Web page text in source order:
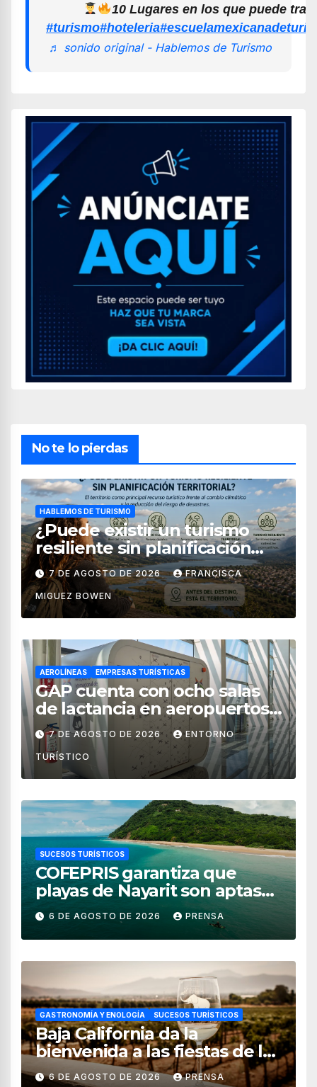
10 Lugares en los que puede
#turismo#hoteleria
♬ sonido original - Hablemos de Turismo
No te lo pierdas
HABLEMOS DE TURISMO
¿Puede existir un turismo
resiliente sin planificación
territorial?
7 DE AGOSTO DE 2026 FRANCISCA
MIGUEZ BOWEN
AEROLÍNEAS EMPRESAS TURÍSTICAS
GAP cuenta con ocho salas
de lactancia en aeropuertos
de México
7 DE AGOSTO DE 2026 ENTORNO
TURÍSTICO
SUCESOS TURÍSTICOS
COFEPRIS garantiza que
playas de Nayarit son aptas
para uso recreativo
6 DE AGOSTO DE 2026 PRENSA
GASTRONOMÍA Y ENOLOGÍA SUCESOS TURÍSTICOS
Baja California da la
bienvenida a las fiestas de la
vendimia 2026
6 DE AGOSTO DE 2026 PRENSA